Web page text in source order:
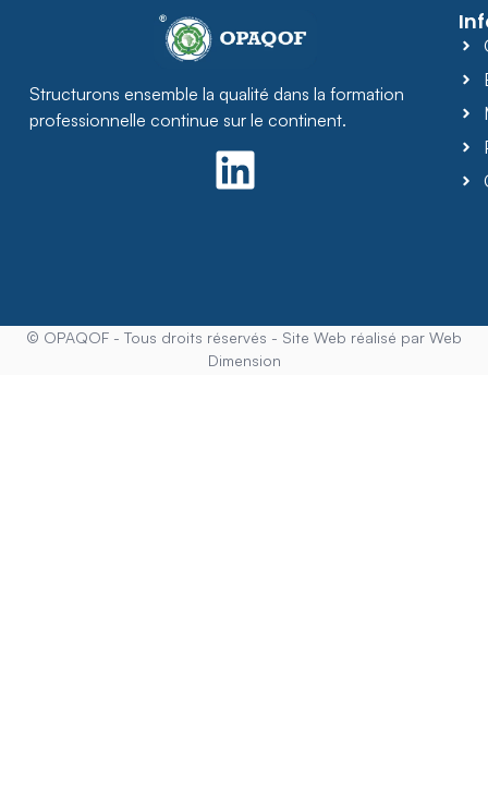
Structurons ensemble la qualité dans la formation
professionnelle continue sur le continent.
© OPAQOF - Tous droits réservés - Site Web réalisé par Web
Dimension